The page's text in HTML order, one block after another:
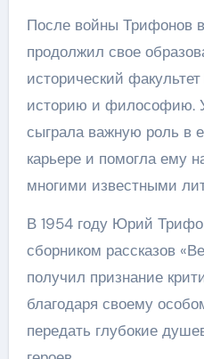
После войны Трифонов
продолжил свое
исторический
историю и философию.
сыграла важную роль в
карьере и помогла ему
многими известными
В 1954 году Юрий
сборником рассказов
получил признание
благодаря своему
передать глубокие